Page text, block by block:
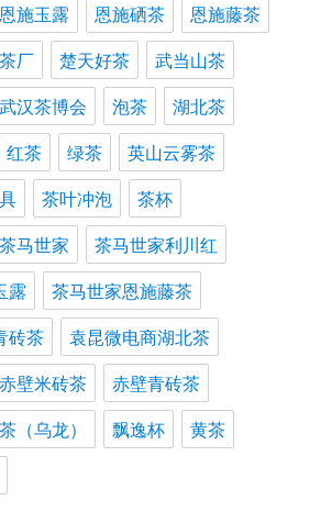
恩施玉露 恩施硒茶
恩施藤茶
厂 楚天好茶
武当山茶
武汉茶博会 泡茶
湖北茶
红茶 绿茶
英山云雾茶
茶叶冲泡
茶杯
茶马世家
茶马世家利川红
露
茶马世家恩施藤茶
砖茶
袁昆微电商湖北茶
赤壁米砖茶
赤壁青砖茶
（乌龙） 飘逸杯
黄茶